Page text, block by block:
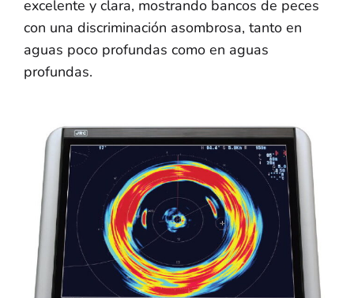
excelente y clara, mostrando bancos de peces
con una discriminación asombrosa, tanto en
aguas poco profundas como en aguas
profundas.